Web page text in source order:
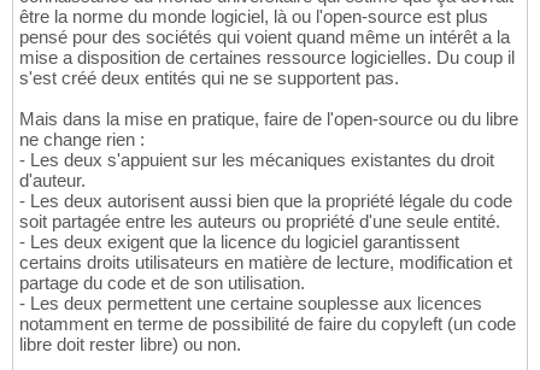
être la norme du monde logiciel, là ou l'open-source est plus
pensé pour des sociétés qui voient quand même un intérêt a la
mise a disposition de certaines ressource logicielles. Du coup il
s'est créé deux entités qui ne se supportent pas.
Mais dans la mise en pratique, faire de l'open-source ou du libre
ne change rien :
- Les deux s'appuient sur les mécaniques existantes du droit
d'auteur.
- Les deux autorisent aussi bien que la propriété légale du code
soit partagée entre les auteurs ou propriété d'une seule entité.
- Les deux exigent que la licence du logiciel garantissent
certains droits utilisateurs en matière de lecture, modification et
partage du code et de son utilisation.
- Les deux permettent une certaine souplesse aux licences
notamment en terme de possibilité de faire du copyleft (un code
libre doit rester libre) ou non.